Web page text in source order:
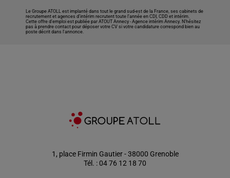
Le Groupe ATOLL est implanté dans tout le grand sud-est de la France, ses cabinets de
recrutement et agences d’intérim recrutent toute l’année en CDI, CDD et intérim.
Cette offre d’emploi est publiée par ATOUT Annecy -Agence intérim Annecy. N’hésitez
pas à prendre contact pour déposer votre CV si votre candidature correspond bien au
poste décrit dans l'annonce.
1, place Firmin Gautier - 38000 Grenoble
Tél. : 04 76 12 18 70